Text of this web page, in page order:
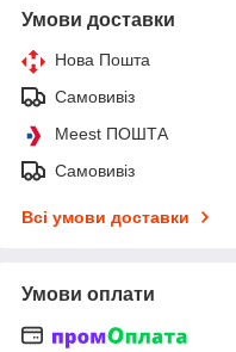
Умови доставки
Нова Пошта
Самовивіз
Meest ПОШТА
Самовивіз
Всі умови доставки
Умови оплати